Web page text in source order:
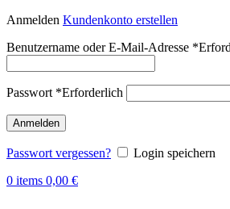
Anmelden Kundenkonto erstellen
Benutzername oder E-Mail-Adresse *
Passwort *Erforderlich
Anmelden
Passwort vergessen?
Login speichern
0 items 0,00 €